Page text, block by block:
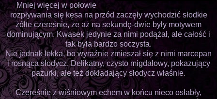
Mniej więcej w połowie
rozpływania się kęsa na przód zaczęły wychodzić słodkie
żółte czereśnie, że aż na sekundę-dwie były motywem
dominującym. Kwasek jedynie za nimi podążał, ale całość i
tak była bardzo soczysta.
Nie jednak lekka, bo wyraźnie zmieszał się z nimi marcepan
i rosnąca słodycz. Delikatny, czysto migdałowy, pokazujący
pazurki, ale też dokładający słodycz właśnie.
Czereśnie z wiśniowym echem w końcu nieco osłabły,